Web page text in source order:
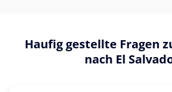
Haufig gestellte Fragen
nach El